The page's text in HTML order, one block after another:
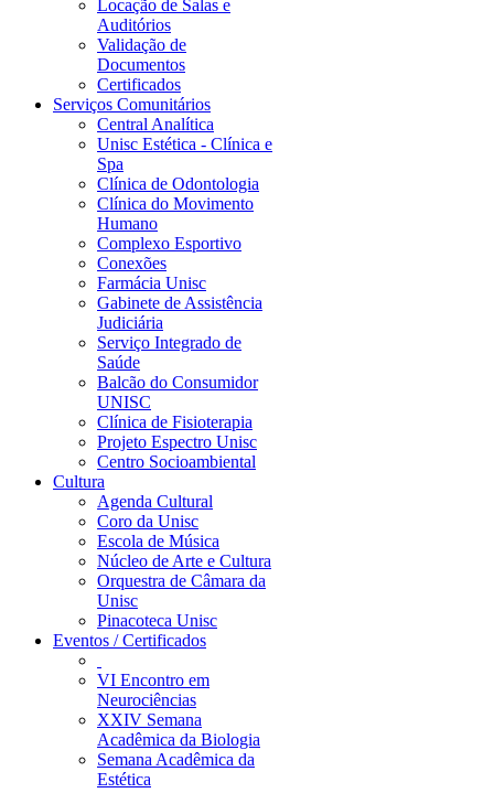
Locação de Salas e
Auditórios
Validação de
Documentos
Certificados
Serviços Comunitários
Central Analítica
Unisc Estética - Clínica e
Spa
Clínica de Odontologia
Clínica do Movimento
Humano
Complexo Esportivo
Conexões
Farmácia Unisc
Gabinete de Assistência
Judiciária
Serviço Integrado de
Saúde
Balcão do Consumidor
UNISC
Clínica de Fisioterapia
Projeto Espectro Unisc
Centro Socioambiental
Cultura
Agenda Cultural
Coro da Unisc
Escola de Música
Núcleo de Arte e Cultura
Orquestra de Câmara da
Unisc
Pinacoteca Unisc
Eventos / Certificados
VI Encontro em
Neurociências
XXIV Semana
Acadêmica da Biologia
Semana Acadêmica da
Estética